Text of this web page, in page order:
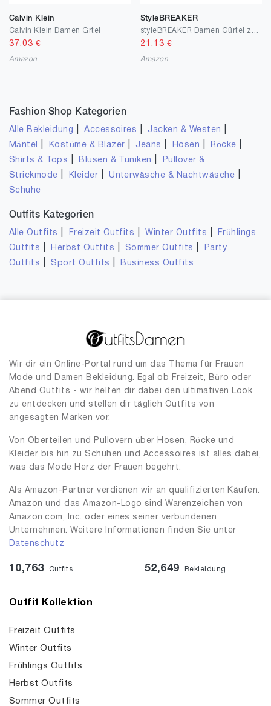
Calvin Klein
Calvin Klein Damen Grtel
37.03 €
Amazon
StyleBREAKER
21.13 €
Amazon
Fashion Shop Kategorien
Alle Bekleidung |Accessoires Jacken & Westen
Mäntel Kostüme & Blazer Jeans Hosen Röcke
Shirts & Tops Blusen & Tuniken
Pullover &
Strickmode
Kleider |Unterwäsche & Nachtwäsche
Schuhe
Outfits Kategorien
Alle Outfits Freizeit Outfits |Winter Outfits
Frühlings
Outfits
Herbst Outfits Sommer Outfits
Party
Outfits
Sport Outfits Business Outfits
Wir dir ein Online-Portal rund um das Thema für Frauen
Mode und Damen Bekleidung. Egal ob Freizeit, Büro oder
Abend Outfits - wir helfen dir dabei den ultimativen Look
zu entdecken und stellen dir täglich Outfits von
angesagten Marken vor.
Von Oberteilen und Pullovern über Hosen, Röcke und
Kleider bis hin zu Schuhen und Accessoires ist alles dabei,
was das Mode Herz der Frauen begehrt.
Als Amazon-Partner verdienen wir an qualifizierten Käufen.
Amazon und das Amazon-Logo sind Warenzeichen von
Amazon.com, Inc. oder eines seiner verbundenen
Unternehmen. Weitere Informationen finden Sie unter
Datenschutz
10,763 Outfits 52,649 Bekleidung
Outfit Kollektion
Freizeit Outfits
Winter Outfits
Frühlings Outfits
Herbst Outfits
Sommer Outfits